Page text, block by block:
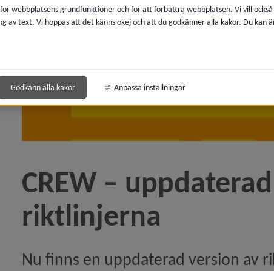
Arbetar du med gallring i sommar?)
donationer)
från fjärrlånewebbinariet)
depåbibliotek jubilerar)
för medborgarens bästa)
vi tillsammans!)
CREW –
riktlinjerna
Nu finns en uppdaterad version av
för webbplatsens grundfunktioner och för att förbättra webbplatsen. Vi vill
av text. Vi hoppas att det känns okej och att du godkänner alla kakor. Du kan
Godkänn alla kakor Anpassa inställningar